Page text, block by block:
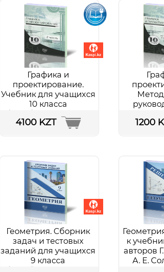
сборы.
Подробнее...
Графика и
проектирование.
Учебник для учащихся
10 класса
общеобразовательной
школы + ЭП. В двух
4100 KZT 1200
Геометрия. Сборник
задач и тестовых
заданий для учащихся
9 класса
общеобразовательной
к
авторов
А. Е.